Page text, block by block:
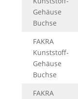
Gehäuse
Buchse
FAKRA
Kunststoff-
Gehäuse
Buchse
FAKRA